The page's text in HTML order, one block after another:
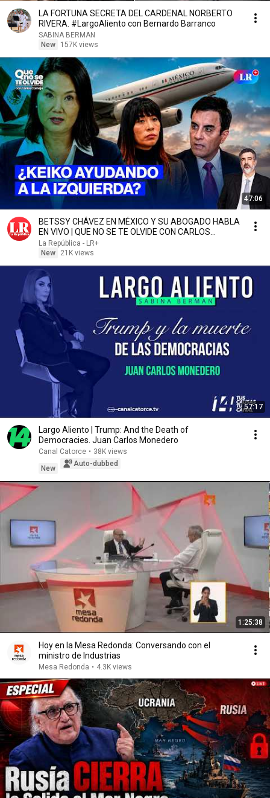
LA FORTUNA SECRETA DEL CARDENAL NORBERTO
RIVERA. #LargoAliento con Bernardo Barranco
SABINA BERMAN
New
157K views
47:06
BETSSY CHÁVEZ EN MÉXICO Y SU ABOGADO HABLA
EN VIVO | QUE NO SE TE OLVIDE CON CARLOS
CORNEJO
La República - LR+
New
21K views
57:17
Largo Aliento | Trump: And the Death of
Democracies. Juan Carlos Monedero
Canal Catorce • 38K views
New
Auto-dubbed
1:25:38
Hoy en la Mesa Redonda: Conversando con el
ministro de Industrias
Mesa Redonda • 4.3K views